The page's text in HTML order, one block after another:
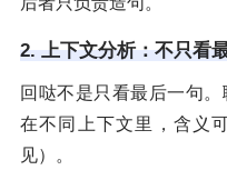
2. 上下文分析：不只看
回哒不是只看最后一句
在不同上下文里，含义
见）。